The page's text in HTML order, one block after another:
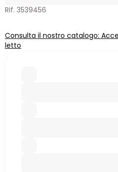
Rif. 3539456
Consulta il nostro catalogo:
letto